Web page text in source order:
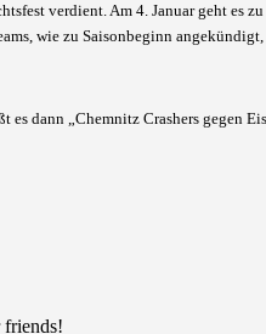
verdient. Am 4. Januar geht es
wie zu Saisonbeginn
dann „Chemnitz Crashers gegen